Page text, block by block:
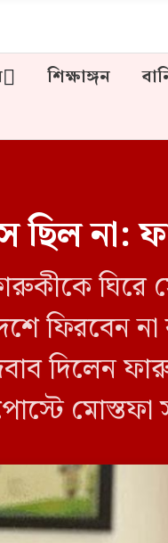
শিক্ষাঙ্গন
ছিল না:
ঘিরে
ফিরবেন
দিলেন
মোস্তফা